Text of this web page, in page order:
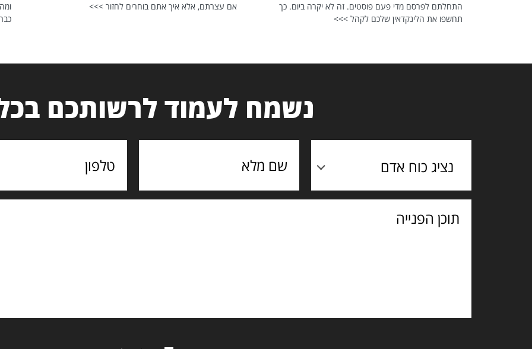
התחלתם לפרסם מדי פעם פוסטים. זה לא יקרה ביום. כך
תחשפו את הלינקדאין שלכם לקהל >>>
אם עצרתם, אלא איך אתם בוחרים לחזור >>>
נשמח לעמוד לרשותכם
נציג כוח אדם
תוכן